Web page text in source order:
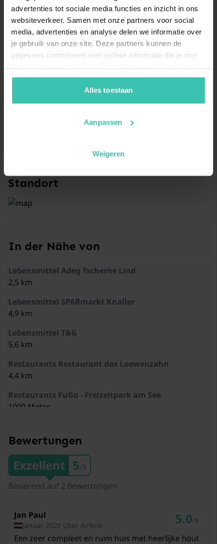
advertenties tot sociale media functies en inzicht in ons
websiteverkeer. Samen met onze partners voor social
media, advertenties en analyse delen we informatie over
je gebruik van onze site. Deze partners kunnen de
gegevens combineren met andere informatie die je met
hen hebt gedeeld of die zij hebben verzameld op basis
van je gebruik van hun diensten. Zo zorgen we ervoor dat
jouw vakantiezoektocht soepel en op maat verloopt!
Alles toestaan
Aanpassen
Weigeren
Allgemein
Garten (alleinige Nutzung,
umzäunt)
BBQ (Holzkohle)
Skipisten
10.9km
Blaue Piste
6.8km
Rote Piste
6.7 24.4
Pistenplan anzeigen
Standort
In der Nähe von
Lebensmittel Adeg Tscherne Lind
2,5 km
Lebensmittel SPARmarkt Knaller
4,9 km
Lebensmittel T&G
5,6 km
Restaurants Restaurant das Loewenzahn
4,4 km
Restaurants FuGo - Freizeitpark am See
1000 Meter
1000 Meter
Restaurants Gasthaus Post
2,3 km
Zug Kleblach-Lind Bahnhof
Skilift Goldeck
23,2 km
Bewertungen
Exzellent 5/5
Basierend auf 2 Bewertungen
Jan Paul
Januar 2026 über Airbnb 5.0/5
Een zeer compleet en ruim huis met heerlijke hout